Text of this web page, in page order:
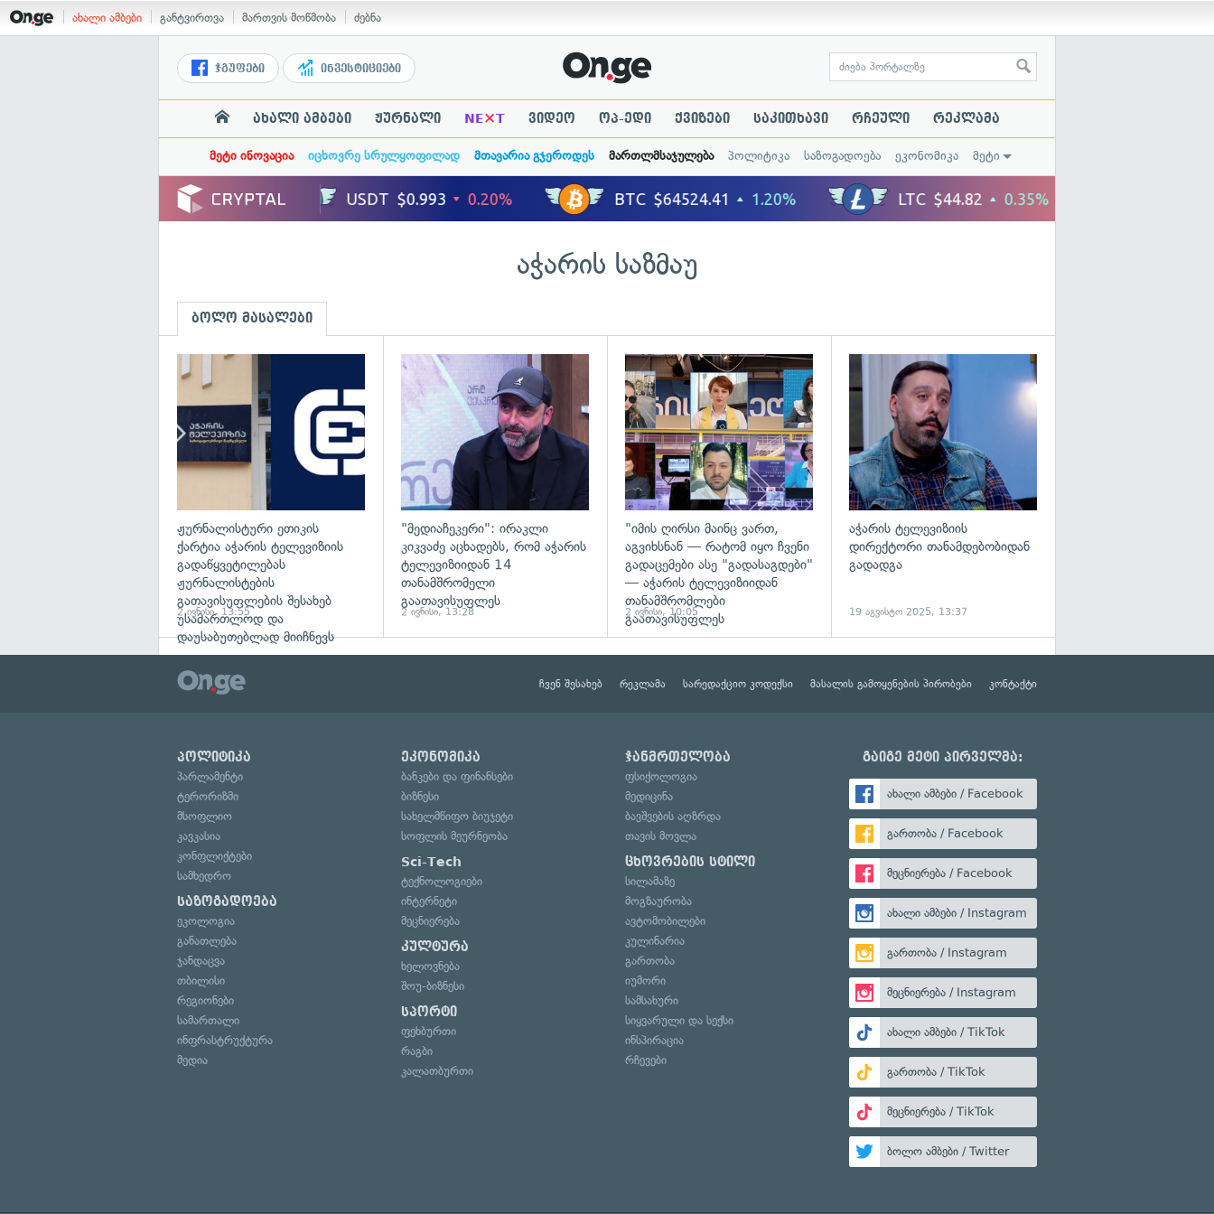
ახალი ამბები განტვირთვა მართვის მოწმობა ძებნა
ჯგუფები ინვესტიციები
ახალი ამბები ჟურნალი NE×T ვიდეო ოპ-ედი ქვიზები საკითხავი რჩეული რეკლამა
მეტი ინოვაცია იცხოვრე სრულყოფილად მთავარია გჯეროდეს მართლმსაჯულება პოლიტიკა საზოგადოება ეკონომიკა მეტი
აჭარის საზმაუ
ბოლო მასალები
გადახედვა
ჟურნალისტური ეთიკის
ქარტია აჭარის ტელევიზიის
გადაწყვეტილებას
ჟურნალისტების
გათავისუფლების შესახებ
უსამართლოდ და
დაუსაბუთებლად მიიჩნევს
2 ივნისი, 13:55
გადახედვა
"მედიაჩეკერი": ირაკლი
კიკვაძე აცხადებს, რომ აჭარის
ტელევიზიიდან 14
თანამშრომელი
გაათავისუფლეს
2 ივნისი, 13:28
გადახედვა
"იმის ღირსი მაინც ვართ,
აგვიხსნან — რატომ იყო ჩვენი
გადაცემები ასე "გადასაგდები"
— აჭარის ტელევიზიიდან
თანამშრომლები
გაათავისუფლეს
2 ივნისი, 10:05
აჭარის ტელევიზიის
დირექტორი თანამდებობიდან
გადადგა
19 აგვისტო 2025, 13:37
ჩვენ შესახებ რეკლამა სარედაქციო კოდექსი მასალის გამოყენების პირობები კონტაქტი
პოლიტიკა
პარლამენტი
ტერორიზმი
მსოფლიო
კავკასია
კონფლიქტები
სამხედრო
საზოგადოება
ეკოლოგია
განათლება
ჯანდაცვა
თბილისი
რეგიონები
სამართალი
ინფრასტრუქტურა
მედია
ეკონომიკა
ბანკები და ფინანსები
ბიზნესი
სახელმწიფო ბიუჯეტი
სოფლის მეურნეობა
Sci-Tech
ტექნოლოგიები
ინტერნეტი
მეცნიერება
კულტურა
ხელოვნება
შოუ-ბიზნესი
სპორტი
ფეხბურთი
რაგბი
კალათბურთი
ჯანმრთელობა
ფსიქოლოგია
მედიცინა
ბავშვების აღზრდა
თავის მოვლა
ცხოვრების სტილი
სილამაზე
მოგზაურობა
ავტომობილები
კულინარია
გართობა
იუმორი
სამსახური
სიყვარული და სექსი
ინსპირაცია
რჩევები
გაიგე მეტი პირველმა:
ახალი ამბები / Facebook
გართობა / Facebook
მეცნიერება / Facebook
ახალი ამბები / Instagram
გართობა / Instagram
მეცნიერება / Instagram
ახალი ამბები / TikTok
გართობა / TikTok
მეცნიერება / TikTok
ბოლო ამბები / Twitter